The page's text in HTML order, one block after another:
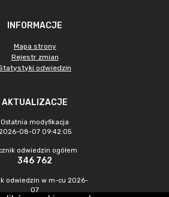
INFORMACJE
Mapa strony
Rejestr zmian
odwiedzin
AKTUALIZACJE
Ostatnia modyfikacja
08-07 09:42:05
odwiedzin ogółem
346 762
odwiedzin w m-cu 2026-
07